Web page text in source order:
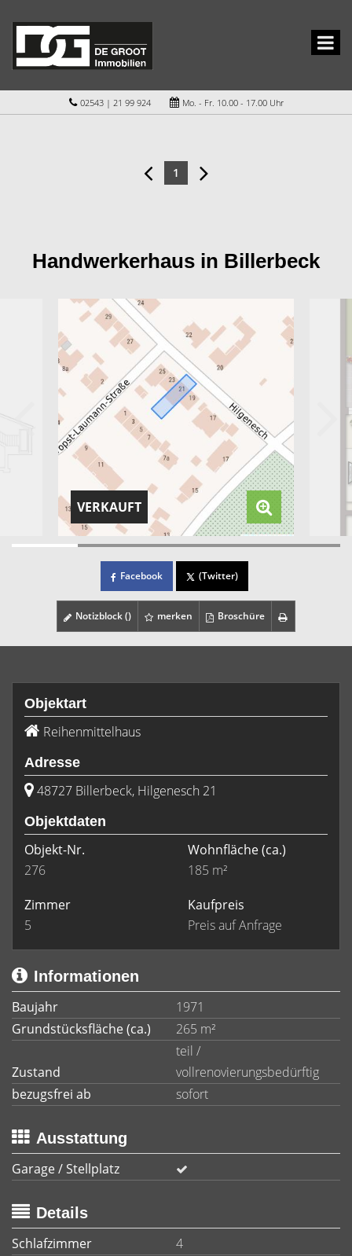
02543 | 21 99 924 Mo. - Fr. 10.00 - 17.00 Uhr
1
Handwerkerhaus in Billerbeck
VERKAUFT
Facebook (Twitter)
Notizblock () merken Broschüre
Objektart
Reihenmittelhaus
Adresse
48727 Billerbeck, Hilgenesch 21
Objektdaten
Objekt-Nr.
276
Wohnfläche(ca.)
185 m²
Zimmer
5
Kaufpreis
Preis auf Anfrage
Informationen
Baujahr
1971
Grundstücksfläche (ca.)
265 m²
Zustand
teil /
vollrenovierungsbedürftig
bezugsfrei ab
sofort
Ausstattung
Garage / Stellplatz
Details
Schlafzimmer
4